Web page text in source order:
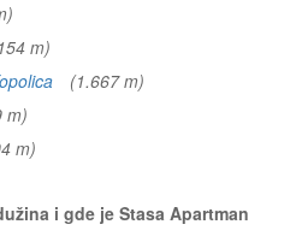
m)
(1.667 m)
m)
m)
i gde je Stasa Apartman